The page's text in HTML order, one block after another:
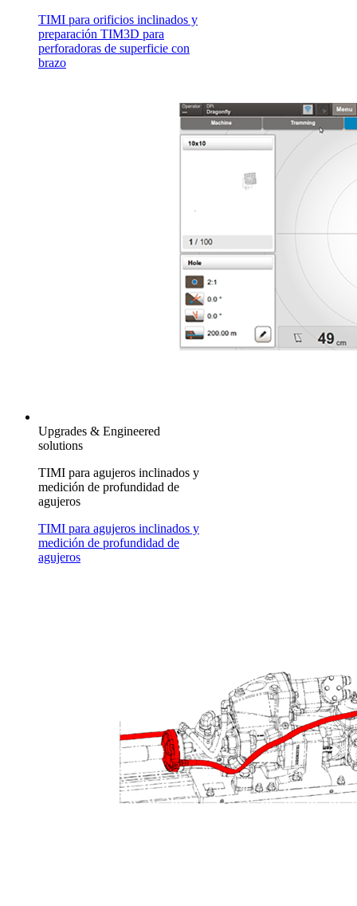
TIMI para orificios inclinados y
preparación TIM3D para
perforadoras de superficie con
brazo
Upgrades & Engineered
solutions
TIMI para agujeros inclinados y
medición de profundidad de
agujeros
TIMI para agujeros inclinados y
medición de profundidad de
agujeros